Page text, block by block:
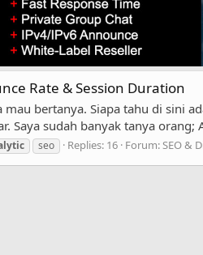
Rate & Session Duration
mau bertanya. Siapa tahu di sini
Saya sudah banyak tanya
seo Replies: 16 Forum:SEO &